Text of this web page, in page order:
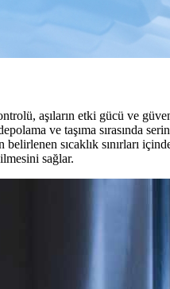
aşıların etki gücü ve
ve taşıma sırasında
belirlenen sıcaklık sınırları
sağlar.